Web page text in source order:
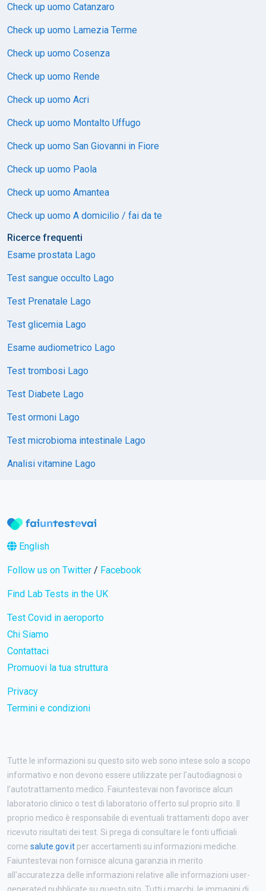
Check up uomo Catanzaro
Check up uomo Lamezia Terme
Check up uomo Cosenza
Check up uomo Rende
Check up uomo Acri
Check up uomo Montalto Uffugo
Check up uomo San Giovanni in Fiore
Check up uomo Paola
Check up uomo Amantea
Check up uomo A domicilio / fai da te
Ricerce frequenti
Esame prostata Lago
Test sangue occulto Lago
Test Prenatale Lago
Test glicemia Lago
Esame audiometrico Lago
Test trombosi Lago
Test Diabete Lago
Test ormoni Lago
Test microbioma intestinale Lago
Analisi vitamine Lago
English
Follow us on Twitter / Facebook
Find Lab Tests in the UK
Test Covid in aeroporto
Chi Siamo
Contattaci
Promuovi la tua struttura
Privacy
Termini e condizioni
Tutte le informazioni su questo sito web sono intese solo a scopo
informativo e non devono essere utilizzate per l'autodiagnosi o
l'autotrattamento medico. Faiuntestevai non favorisce alcun
laboratorio clinico o test di laboratorio offerto sul proprio sito. Il
proprio medico è responsabile di eventuali trattamenti dopo aver
ricevuto risultati dei test. Si prega di consultare le fonti ufficiali
come salute.gov.it per accertamenti su informazioni mediche.
Faiuntestevai non fornisce alcuna garanzia in merito
all'accuratezza delle informazioni relative alle informazioni user-
generated pubblicate su questo sito. Tutti i marchi, le immagini di